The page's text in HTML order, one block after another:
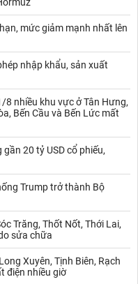
mức giảm mạnh nhất lên
nhập khẩu, sản xuất
8 nhiều khu vực ở Tân Hưng,
Bến Cầu và Bến Lức mất
20 tỷ USD cổ phiếu,
Trump trở thành Bộ
Trăng, Thốt Nốt, Thới Lai,
sửa chữa
Xuyên, Tịnh Biên, Rạch
điện nhiều giờ